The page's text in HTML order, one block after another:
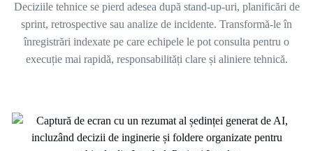
Deciziile tehnice se pierd adesea după stand-up-uri, planificări de
sprint, retrospective sau analize de incidente. Transformă-le în
înregistrări indexate pe care echipele le pot consulta pentru o
execuție mai rapidă, responsabilități clare și aliniere tehnică.